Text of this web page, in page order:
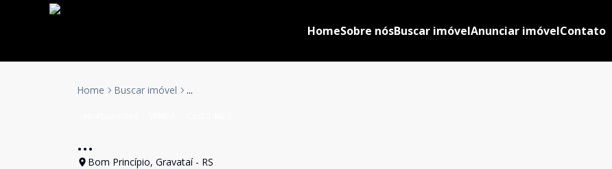
HomeSobre nósBuscar imóvelAnunciar imóvelContato
Home Buscar imóvel ...
...
Bom Princípio, Gravataí - RS